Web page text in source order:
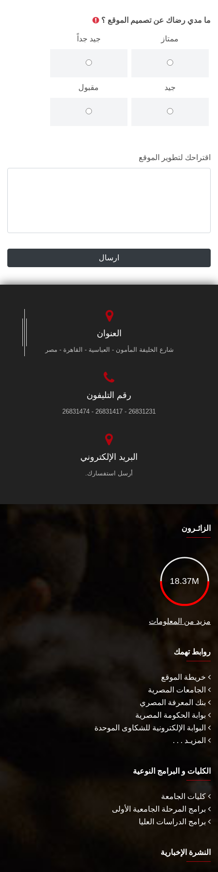
ما مدي رضاك عن تصميم الموقع ؟
ممتاز جيد جداً
جيد مقبول
اقتراحك لتطوير الموقع
ارسال
العنوان
شارع الخليفة المأمون - العباسية - القاهرة - مصر
رقم التليفون
26831231 - 26831417 - 26831474
البريد الإلكتروني
أرسل استفسارك.
الزائـرون
18.37M
مزيد من المعلومات
روابط تهمك
خريطة الموقع
الجامعات المصرية
بنك المعرفة المصري
بوابة الحكومة المصرية
البوابة الإلكترونية للشكاوى الموحدة
المزيـد . . .
الكليات و البرامج النوعية
كليات الجامعة
برامج المرحلة الجامعية الأولى
برامج الدراسات العليا
النشرة الإخبارية